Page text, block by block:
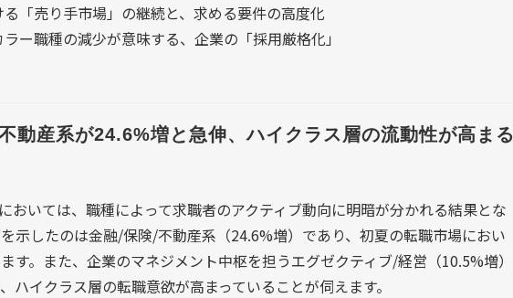
「売り手市場」の継続と、求める要件の高度化
ー職種の減少が意味する、企業の「採用厳格化」
動産系が24.6%増と急伸、ハイクラス層の流動性が高まる
おいては、職種によって求職者のアクティブ動向に明暗が分かれる結果とな
示したのは金融/保険/不動産系（24.6%増）であり、初夏の転職市場におい
す。また、企業のマネジメント中枢を担うエグゼクティブ/経営（10.5%増）
ハイクラス層の転職意欲が高まっていることが伺えます。